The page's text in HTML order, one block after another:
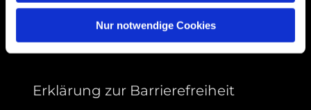
Nur notwendige Cookies
Erklärung zur Barrierefreiheit